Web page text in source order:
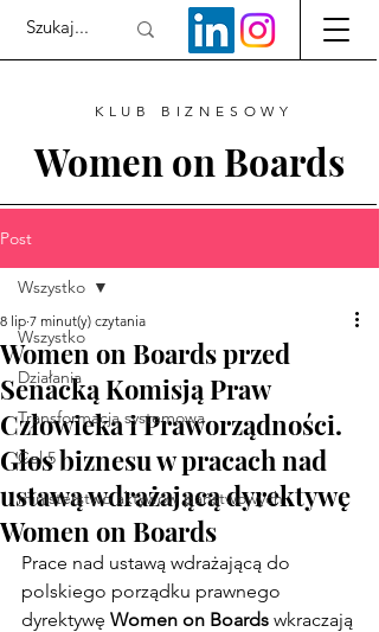
KLUB BIZNESOWY
Women on Boards
Post
Wszystko
Działania
Transformacja systemowa
Cel 5
ministerstwo aktywów państwowych
Wszystko
Women on Boards przed
Senacką Komisją Praw
Człowieka i Praworządności.
Głos biznesu w pracach nad
ustawą wdrażającą dyrektywę
Women on Boards
8 lip 7 minut(y) czytania
Prace nad ustawą wdrażającą do
polskiego porządku prawnego
dyrektywę Women on Boards wkraczają